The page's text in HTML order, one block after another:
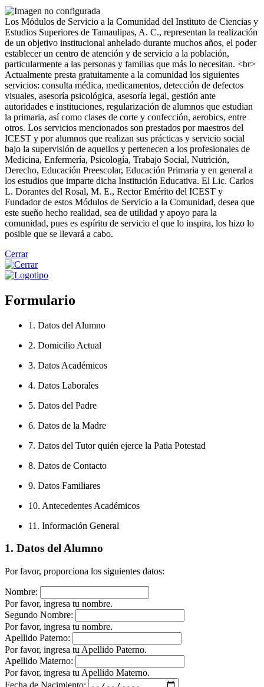
Los Módulos de Servicio a la Comunidad del Instituto de Ciencias y
Estudios Superiores de Tamaulipas, A. C., representan la realización
de un objetivo institucional anhelado durante muchos años, el poder
establecer un centro de atención y de servicio a la población,
particularmente a las personas y familias que más lo necesitan. <br>
Actualmente presta gratuitamente a la comunidad los siguientes
servicios: consulta médica, medicamentos, detección de defectos
visuales, asesoría psicológica, asesoría legal, gestión ante
autoridades e instituciones, regularización de alumnos que estudian
la primaria, así como clases de corte y confección, aerobics, entre
otros. Los servicios mencionados son prestados por maestros del
ICEST y por alumnos que realizan sus prácticas y servicio social
bajo la supervisión de aquellos y pertenecen a los profesionales de
Medicina, Enfermería, Psicología, Trabajo Social, Nutrición,
Derecho, Educación Preescolar, Educación Primaria y en general a
los estudios que imparte dicha Institución Educativa. El Lic. Carlos
L. Dorantes del Rosal, M. E., Rector Emérito del ICEST y
Fundador de estos Módulos de Servicio a la Comunidad, desea que
este sueño hecho realidad, sea de utilidad y apoyo para la
comunidad, pues es espíritu de servicio el que lo inspira, los hizo lo
posible que se llevará a cabo.
Cerrar
Formulario
1. Datos del Alumno
2. Domicilio Actual
3. Datos Académicos
4. Datos Laborales
5. Datos del Padre
6. Datos de la Madre
7. Datos del Tutor quién ejerce la Patia Potestad
8. Datos de Contacto
9. Datos Familiares
10. Antecedentes Académicos
11. Información General
1. Datos del Alumno
Por favor, proporciona los siguientes datos:
Nombre:
Por favor, ingresa tu nombre.
Segundo Nombre:
Por favor, ingresa tu nombre.
Apellido Paterno:
Por favor, ingresa tu Apellido Paterno.
Apellido Materno:
Por favor, ingresa tu Apellido Materno.
Fecha de Nacimiento: